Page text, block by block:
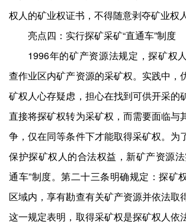
权人的矿业权证书，不得随意剥夺矿业权
亮点四：实行探矿采矿“直通车”制度
1996年的矿产资源法规定，探矿权
查作业区内矿产资源的采矿权。实践中，
矿权人心存疑虑，担心在找到可供开采的
直接将探矿权转为采矿权，而需要面临与
争，仅在同等条件下才能取得采矿权。为
保护探矿权人的合法权益，新矿产资源
通车”制度。第二十三条明确规定：探矿
区域内，享有勘查有关矿产资源并依法取
这一规定表明，取得采矿权是探矿权人依